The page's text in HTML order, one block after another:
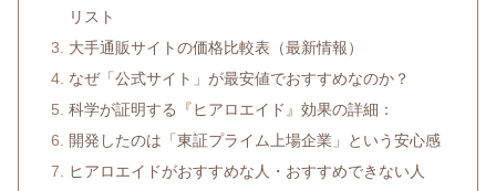
リスト
大手通販サイトの価格比較表（最新情報）
なぜ「公式サイト」が最安値でおすすめなのか？
科学が証明する『ヒアロエイド』効果の詳細：
開発したのは「東証プライム上場企業」という安心感
ヒアロエイドがおすすめな人・おすすめできない人